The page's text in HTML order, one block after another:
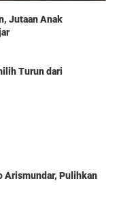
Jutaan Anak
Turun dari
Arismundar, Pulihkan